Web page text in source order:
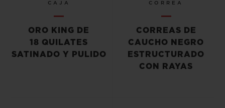
CAJA
ORO KING DE
18 QUILATES
SATINADO Y PULIDO
CORREA
CORREAS DE
CAUCHO NEGRO
ESTRUCTURADO
CON RAYAS